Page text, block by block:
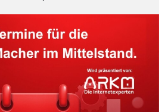
ARKM.marketing